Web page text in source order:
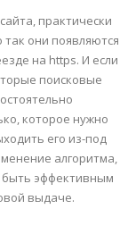
практически
они появляются
на https. И если
поисковые
которое нужно
его из-под
алгоритма,
быть эффективным
выдаче.